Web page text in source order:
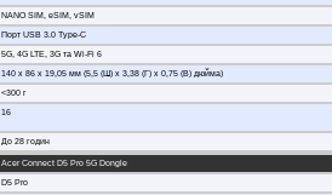
NANO SIM, eSIM, vSIM
Порт USB 3.0 Type-C
5G, 4G LTE, 3G та Wi-Fi 6
140 x 86 х 19,05 мм (5,5 (Ш) x 3,38 (Г) x 0,75 (В) дюйма)
<300 г
16
До 28 годин
Acer Connect D5 Pro 5G Dongle
D5 Pro